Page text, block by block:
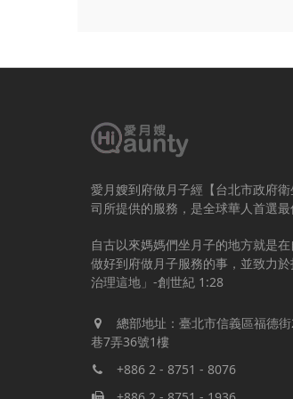
愛月嫂到府做月子經【台北市政府
司所提供的服務，是全球華人首選最
自古以來媽媽們坐月子的地方就是
做好到府做月子服務的事，並致力
治理這地」-創世紀 1:28
總部地址：臺北市信義區福德街
巷7弄36號1樓
+886 2 - 8751 - 8076